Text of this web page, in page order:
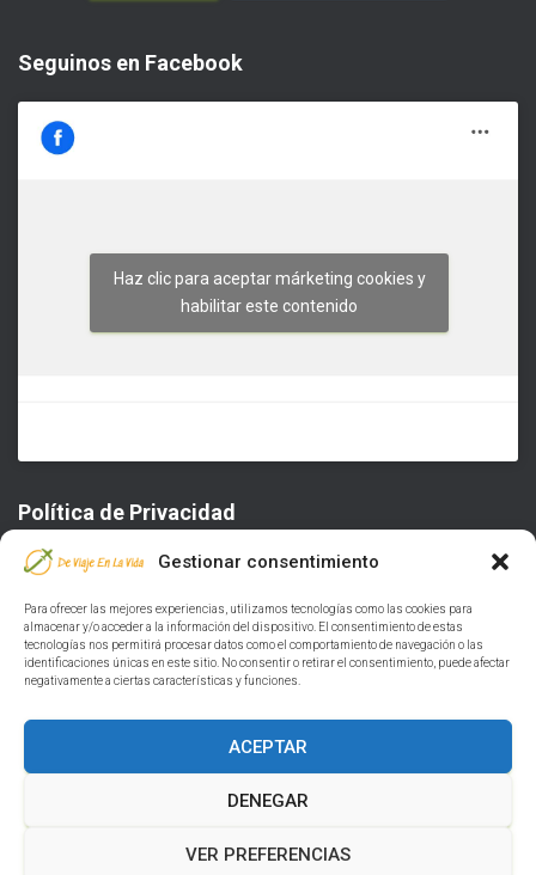
Gestionar consentimiento
Para ofrecer las mejores experiencias, utilizamos tecnologías como las cookies para
almacenar y/o acceder a la información del dispositivo. El consentimiento de estas
tecnologías nos permitirá procesar datos como el comportamiento de navegación o las
identificaciones únicas en este sitio. No consentir o retirar el consentimiento, puede afectar
negativamente a ciertas características y funciones.
ACEPTAR
DENEGAR
VER PREFERENCIAS
Seguinos en Facebook
Haz clic para aceptar márketing cookies y
habilitar este contenido
Política de Privacidad
POLÍTICA DE PRIVACIDAD
DISEÑO Y DESARROLLO – ESQUINADEV
POLÍTICA DE COOKIES (UE)
Seguinos en Pinterest